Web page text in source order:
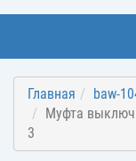
Главная
baw-
Муфта
3